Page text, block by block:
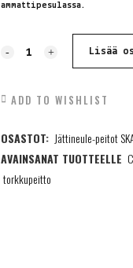
ammattipesulassa.
Jättineulepeitto,
Villa,
meripihka,
130x180cm
Lisää
ADD TO WISHLIST
OSASTOT: Jättineule-peitot
AVAINSANAT TUOTTEELLE
torkkupeitto